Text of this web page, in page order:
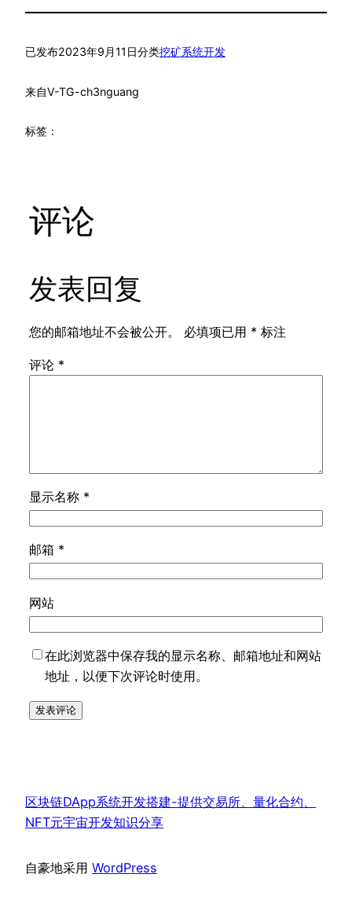
已发布2023年9月11日分类挖矿系统开发
来自V-TG-ch3nguang
标签：
评论
发表回复
您的邮箱地址不会被公开。 必填项已用 * 标注
评论 *
显示名称 *
邮箱 *
网站
在此浏览器中保存我的显示名称、邮箱地址和网站
地址，以便下次评论时使用。
区块链DApp系统开发搭建-提供交易所、量化合约、
NFT元宇宙开发知识分享
自豪地采用 WordPress